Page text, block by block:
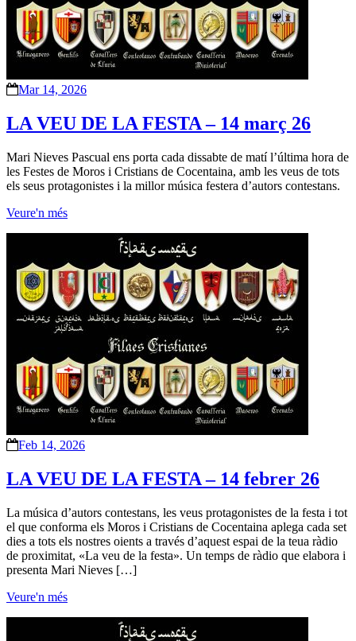
Mar 14, 2026
LA VEU DE LA FESTA – 14 març 26
Mari Nieves Pascual ens porta cada dissabte de matí l’última hora de
les Festes de Moros i Cristians de Cocentaina, amb les veus de tots
els seus protagonistes i la millor música festera d’autors contestans.
Veure'n més
Feb 14, 2026
LA VEU DE LA FESTA – 14 febrer 26
La música d’autors contestans, les veus protagonistes de la festa i tot
el que conforma els Moros i Cristians de Cocentaina aplega cada set
dies a tots els nostres oients a través d’aquest espai de la teua ràdio
de proximitat, «La veu de la festa». Un temps de ràdio que elabora i
presenta Mari Nieves […]
Veure'n més